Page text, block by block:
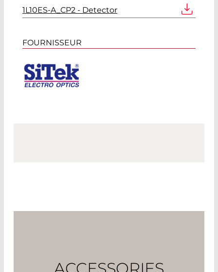
1L10ES-A_CP2 - Detector
FOURNISSEUR
ACCESSORIES